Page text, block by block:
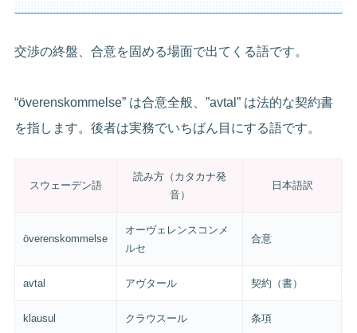
交渉の終盤、合意を固める場面で出てくる語です。
“överenskommelse” は合意全般、”avtal” は法的な契約書
を指します。後者は実務でいちばん目にする語です。
スウェーデン語
読み方（カタカナ発
音）
日本語訳
överenskommelse
オーヴェレンスコンメ
ルセ
合意
avtal アヴタール 契約（書）
klausul クラウスール 条項